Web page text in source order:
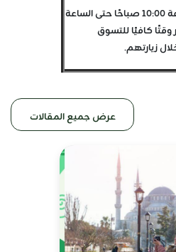
يعمل مول جواهر عادة من الساعة 10:00 صباحًا حتى الساعة
وقتًا كافيًا للتسوق
زيارتهم.
عرض جميع المقالات